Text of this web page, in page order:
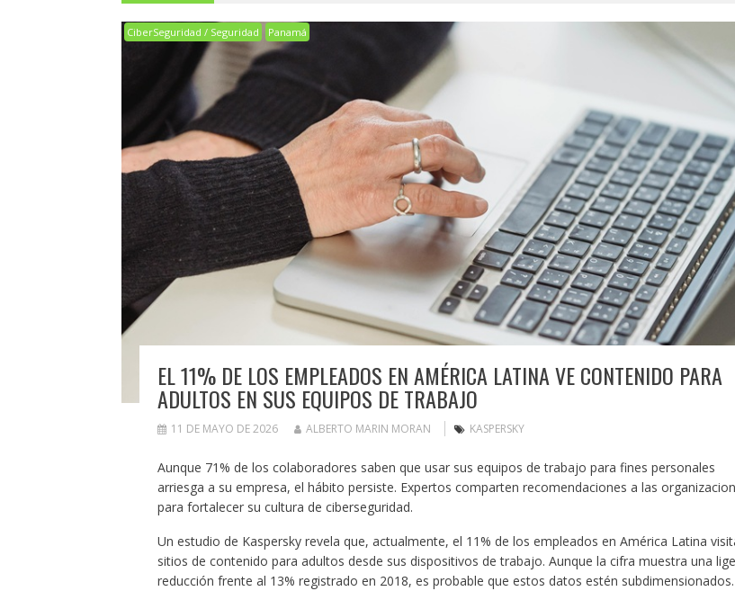
CiberSeguridad / Seguridad Panamá
EL 11% DE LOS EMPLEADOS EN AMÉRICA LATINA VE CONTENIDO PARA
ADULTOS EN SUS EQUIPOS DE TRABAJO
11 DE MAYO DE 2026 ALBERTO MARIN MORAN KASPERSKY
Aunque 71% de los colaboradores saben que usar sus equipos de trabajo para fines personales
arriesga a su empresa, el hábito persiste. Expertos comparten recomendaciones a las
para fortalecer su cultura de ciberseguridad.
Un estudio de Kaspersky revela que, actualmente, el 11% de los empleados en América Latina
sitios de contenido para adultos desde sus dispositivos de trabajo. Aunque la cifra muestra una
reducción frente al 13% registrado en 2018, es probable que estos datos estén